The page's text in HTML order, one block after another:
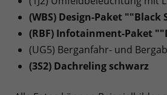
(WBS) Design-Paket ""Black
(RBF) Infotainment-Paket
(UG5) Berganfahr- und
(3S2) Dachreling schwarz